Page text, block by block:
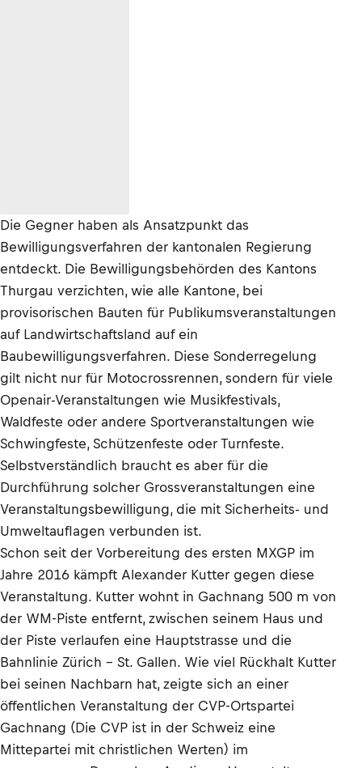
Die Gegner haben als Ansatzpunkt das
Bewilligungsverfahren der kantonalen Regierung
entdeckt. Die Bewilligungsbehörden des Kantons
Thurgau verzichten, wie alle Kantone, bei
provisorischen Bauten für Publikumsveranstaltungen
auf Landwirtschaftsland auf ein
Baubewilligungsverfahren. Diese Sonderregelung
gilt nicht nur für Motocrossrennen, sondern für viele
Openair-Veranstaltungen wie Musikfestivals,
Waldfeste oder andere Sportveranstaltungen wie
Schwingfeste, Schützenfeste oder Turnfeste.
Selbstverständlich braucht es aber für die
Durchführung solcher Grossveranstaltungen eine
Veranstaltungsbewilligung, die mit Sicherheits- und
Umweltauflagen verbunden ist.
Schon seit der Vorbereitung des ersten MXGP im
Jahre 2016 kämpft Alexander Kutter gegen diese
Veranstaltung. Kutter wohnt in Gachnang 500 m von
der WM-Piste entfernt, zwischen seinem Haus und
der Piste verlaufen eine Hauptstrasse und die
Bahnlinie Zürich – St. Gallen. Wie viel Rückhalt Kutter
bei seinen Nachbarn hat, zeigte sich an einer
öffentlichen Veranstaltung der CVP-Ortspartei
Gachnang (Die CVP ist in der Schweiz eine
Mittepartei mit christlichen Werten) im